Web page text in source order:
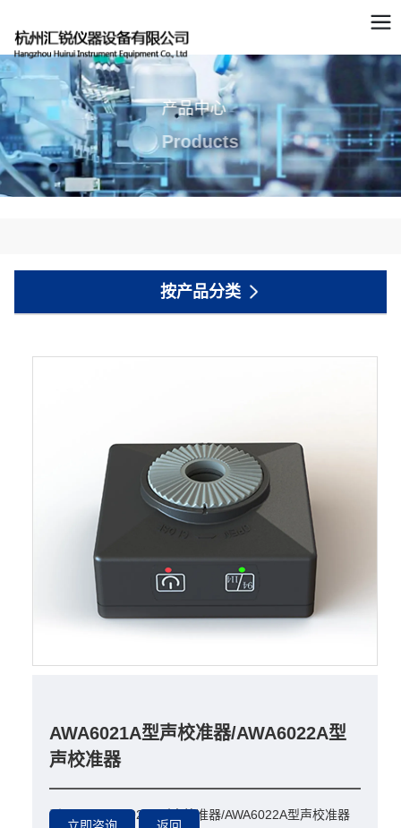
产品中心
Products
按产品分类
AWA6021A型声校准器/AWA6022A型
声校准器
型号：
AWA6021A型声校准器/AWA6022A型声校准器